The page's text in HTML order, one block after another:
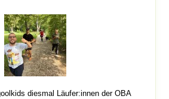
diesmal Läufer:innen der OBA